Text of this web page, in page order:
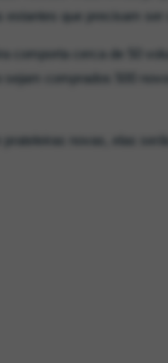
estantes que precisam ser
comporta cerca de 50
comprados 500
novas, elas